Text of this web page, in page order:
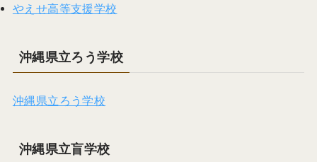
やえせ高等支援学校
沖縄県立ろう学校
沖縄県立ろう学校
沖縄県立盲学校